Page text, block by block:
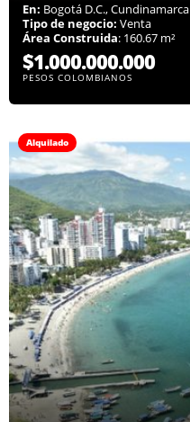
En: Bogotá D.C., Cundinamarca
Tipo de negocio: Venta
Área Construida: 160.67 m²
$1.000.000.000
PESOS COLOMBIANOS
Alquilado